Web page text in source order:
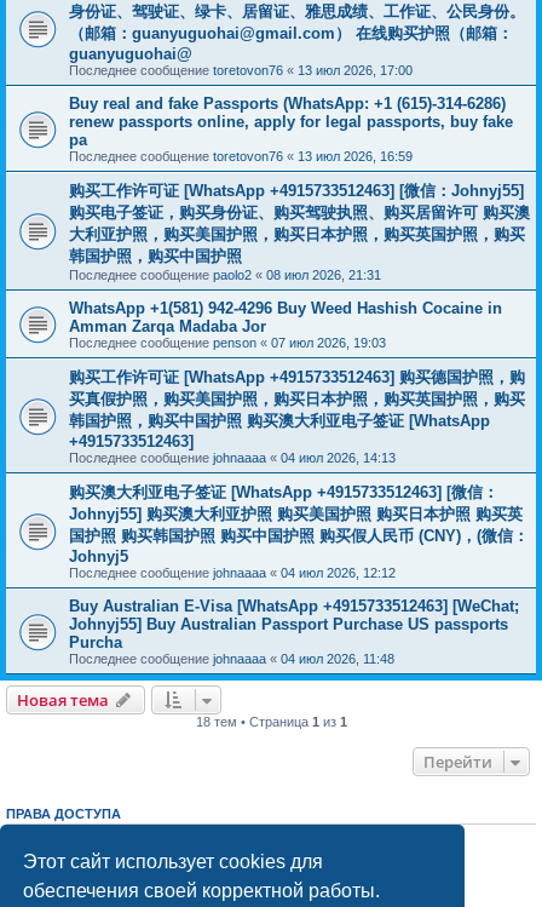
Этот сайт использует cookies для
обеспечения своей корректной работы.
身份证、驾驶证、绿卡、居留证、雅思成绩、工作证、公民身份。
（邮箱： guanyuguohai@gmail.com ） 在线购买护照（邮箱：
guanyuguohai@
Последнее сообщение toretovon76 « 13 июл 2026, 17:00
Buy real and fake Passports (WhatsApp: +1 (615)-314-6286)
renew passports online, apply for legal passports, buy fake
pa
Последнее сообщение toretovon76 « 13 июл 2026, 16:59
购买工作许可证 [WhatsApp +4915733512463] [微信：Johnyj55]
购买电子签证，购买身份证、购买驾驶执照、购买居留许可 购买澳
大利亚护照，购买美国护照，购买日本护照，购买英国护照，购买
韩国护照，购买中国护照
Последнее сообщение paolo2 « 08 июл 2026, 21:31
WhatsApp +1(581) 942-4296 Buy Weed Hashish Cocaine in
Amman Zarqa Madaba Jor
Последнее сообщение penson « 07 июл 2026, 19:03
购买工作许可证 [WhatsApp +4915733512463] 购买德国护照，购
买真假护照，购买美国护照，购买日本护照，购买英国护照，购买
韩国护照，购买中国护照 购买澳大利亚电子签证 [WhatsApp
+4915733512463]
Последнее сообщение johnaaaa « 04 июл 2026, 14:13
购买澳大利亚电子签证 [WhatsApp +4915733512463] [微信：
Johnyj55] 购买澳大利亚护照 购买美国护照 购买日本护照 购买英
国护照 购买韩国护照 购买中国护照 购买假人民币 (CNY)，(微信：
Johnyj5
Последнее сообщение johnaaaa « 04 июл 2026, 12:12
Buy Australian E-Visa [WhatsApp +4915733512463] [WeChat;
Johnyj55] Buy Australian Passport Purchase US passports
Purcha
Последнее сообщение johnaaaa « 04 июл 2026, 11:48
Новая тема
18 тем • Страница 1 из 1
Перейти
ПРАВА ДОСТУПА
Выне можетеотвечать на сообщения
Выне можетередактировать свои сообщения
Выне можетеудалять свои сообщения